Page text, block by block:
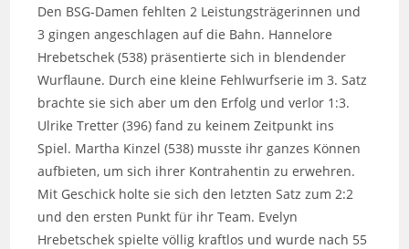
Den BSG-Damen fehlten 2 Leistungsträgerinnen und
3 gingen angeschlagen auf die Bahn. Hannelore
Hrebetschek (538) präsentierte sich in blendender
Wurflaune. Durch eine kleine Fehlwurfserie im 3. Satz
brachte sie sich aber um den Erfolg und verlor 1:3.
Ulrike Tretter (396) fand zu keinem Zeitpunkt ins
Spiel. Martha Kinzel (538) musste ihr ganzes Können
aufbieten, um sich ihrer Kontrahentin zu erwehren.
Mit Geschick holte sie sich den letzten Satz zum 2:2
und den ersten Punkt für ihr Team. Evelyn
Hrebetschek spielte völlig kraftlos und wurde nach 55